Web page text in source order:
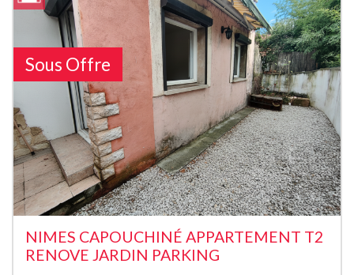
Sous Offre
NIMES CAPOUCHINÉ APPARTEMENT T2
RENOVE JARDIN PARKING